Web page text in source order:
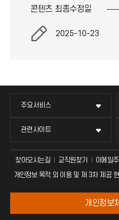
콘텐츠 최종수정일
2025-10-23
주요서비스
관련사이트
찾아오시는길 교직원찾기 이메일
개인정보 목적 외 이용 및 제 3차 제공
개인정보